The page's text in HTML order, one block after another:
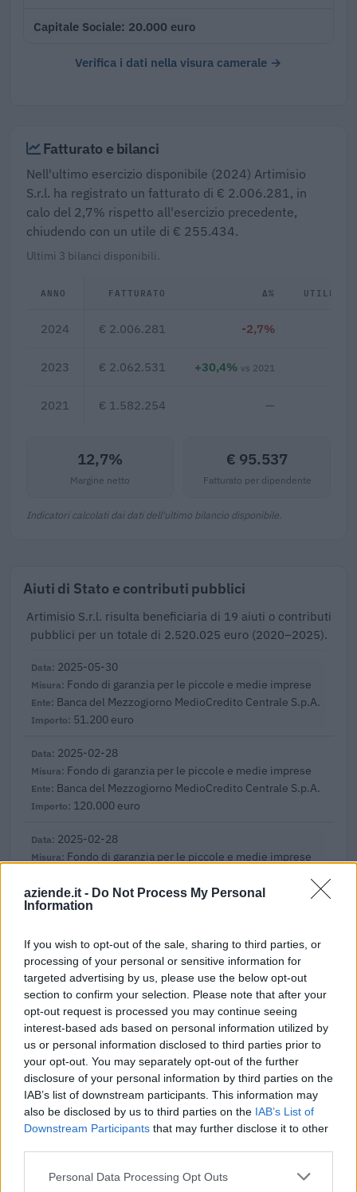
aziende.it - Do Not Process My Personal
Information
If you wish to opt-out of the sale, sharing to third parties, or
processing of your personal or sensitive information for
targeted advertising by us, please use the below opt-out
section to confirm your selection. Please note that after your
opt-out request is processed you may continue seeing
interest-based ads based on personal information utilized by
us or personal information disclosed to third parties prior to
your opt-out. You may separately opt-out of the further
disclosure of your personal information by third parties on the
IAB’s list of downstream participants. This information may
also be disclosed by us to third parties on the IAB’s List of
Downstream Participants that may further disclose it to other
Personal Data Processing Opt Outs
Capitale Sociale 20.000 euro
Verifica i dati nella visura camerale →
Fatturato e bilanci
Nell'ultimo esercizio disponibile (2024) Artimisio
S.r.l. ha registrato un fatturato di € 2.006.281, in
calo del 2,7% rispetto all'esercizio precedente,
chiudendo con un utile di € 255.434.
Ultimi 3 bilanci disponibili.
ANNO FATTURATO Δ% UTILE/
2024 € 2.006.281 -2,7%
2023 € 2.062.531 +30,4% vs 2021
2021 € 1.582.254 —
12,7%
Margine netto
€ 95.537
Fatturato per dipendente
Indicatori calcolati dai dati dell'ultimo bilancio disponibile.
Aiuti di Stato e contributi pubblici
Artimisio S.r.l. risulta beneficiaria di 19 aiuti o contributi
pubblici per un totale di 2.520.025 euro (2020–2025).
2025-05-30
Fondo di garanzia per le piccole e medie imprese
Banca del Mezzogiorno MedioCredito Centrale S.p.A.
51.200 euro
2025-02-28
Fondo di garanzia per le piccole e medie imprese
Banca del Mezzogiorno MedioCredito Centrale S.p.A.
120.000 euro
2025-02-28
Fondo di garanzia per le piccole e medie imprese
480.000 euro
Contributo a fondo perduto "perequativo"
[decisione su SA.100155 e modifiche (estensione
temporale al 30.6.22) ai sensi
agenzia delle entrate
5.237 euro
2023-11-30
Voucher digitalizzazione PMI 2023
UNIONE REGIONALE DELLE CAMERE DI COMMERCIO
INDUSTRIA ARTIGIANATO AGRICOLTURA DEL
9.656 euro
Banca del Mezzogiorno MedioCredito Centrale S.p.A.